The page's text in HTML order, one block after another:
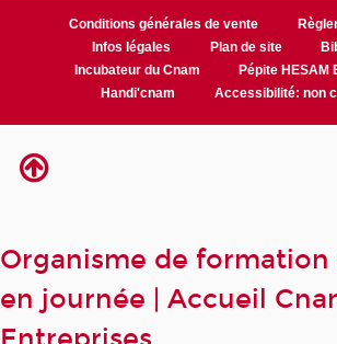
Conditions générales de vente
Infos légales
Plan de site
Incubateur du Cnam
Pépite HESAM
Handi'cnam
Accessibilité: non
Organisme de
en journée | Accueil